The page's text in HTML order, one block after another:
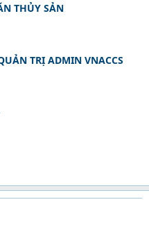
THỦY SẢN
TRỊ ADMIN VNACCS